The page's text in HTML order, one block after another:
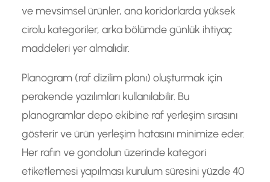
ve mevsimsel ürünler, ana koridorlarda yüksek
cirolu kategoriler, arka bölümde günlük ihtiyaç
maddeleri yer almalıdır.
Planogram (raf dizilim planı) oluşturmak için
perakende yazılımları kullanılabilir. Bu
planogramlar depo ekibine raf yerleşim sırasını
gösterir ve ürün yerleşim hatasını minimize eder.
Her rafın ve gondolun üzerinde kategori
etiketlemesi yapılması kurulum süresini yüzde 40